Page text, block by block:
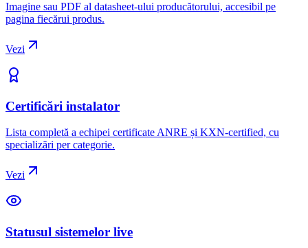
Imagine sau PDF al datasheet-ului producătorului, accesibil pe
pagina fiecărui produs.
Vezi
Certificări instalator
Lista completă a echipei certificate ANRE și KXN-certified, cu
specializări per categorie.
Vezi
Statusul sistemelor live